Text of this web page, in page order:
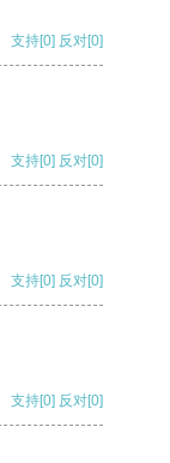
支持[0] 反对[0]
支持[0] 反对[0]
支持[0] 反对[0]
支持[0] 反对[0]